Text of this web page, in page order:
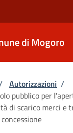
di Mogoro
pane
Autorizzazioni /
pubblico per
di scarico merci e